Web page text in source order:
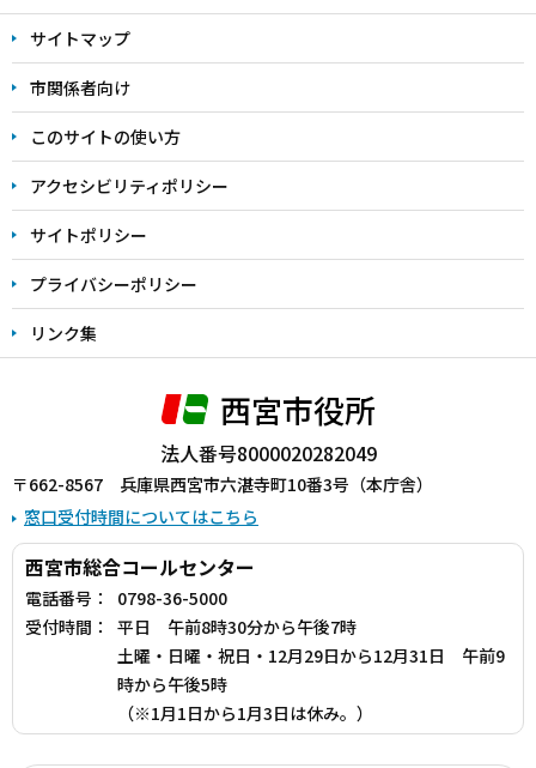
文
こ
こ
ま
で
サイトマップ
市関係者向け
このサイトの使い方
アクセシビリティポリシー
サイトポリシー
プライバシーポリシー
リンク集
西宮市役所
法人番号8000020282049
〒662-8567 兵庫県西宮市六湛寺町10番3号（本庁舎）
窓口受付時間についてはこちら
西宮市総合コールセンター
電話番号：
0798-36-5000
受付時間：
平日 午前8時30分から午後7時
土曜・日曜・祝日・12月29日から12月31日 午前9
時から午後5時
（※1月1日から1月3日は休み。）